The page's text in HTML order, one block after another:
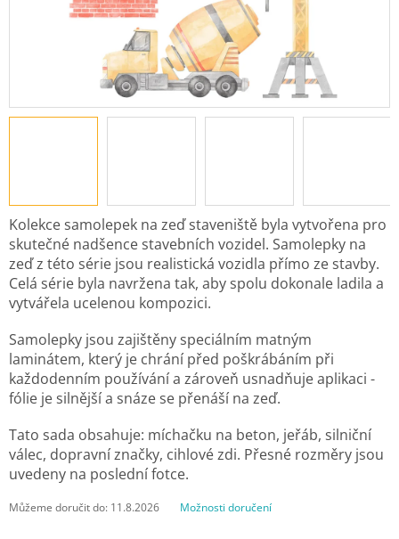
Můžeme doručit do: 11.8.2026 Možnosti doručení
Kolekce samolepek na zeď staveniště byla vytvořena pro
skutečné nadšence stavebních vozidel. Samolepky na
zeď z této série jsou realistická vozidla přímo ze stavby.
Celá série byla navržena tak, aby spolu dokonale ladila a
vytvářela ucelenou kompozici.
Samolepky jsou zajištěny speciálním matným
laminátem, který je chrání před poškrábáním při
každodenním používání a zároveň usnadňuje aplikaci -
fólie je silnější a snáze se přenáší na zeď.
Tato sada obsahuje: míchačku na beton, jeřáb, silniční
válec, dopravní značky, cihlové zdi. Přesné rozměry jsou
uvedeny na poslední fotce.